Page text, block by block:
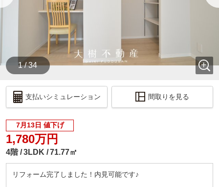
1 / 34
支払いシミュレーション 間取りを見る
7月13日 値下げ
1,780万円
4階 3LDK 71.77㎡
リフォーム完了しました！内見可能です♪